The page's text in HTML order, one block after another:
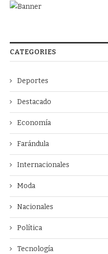
CATEGORIES
Deportes
Destacado
Economía
Farándula
Internacionales
Moda
Nacionales
Política
Tecnología